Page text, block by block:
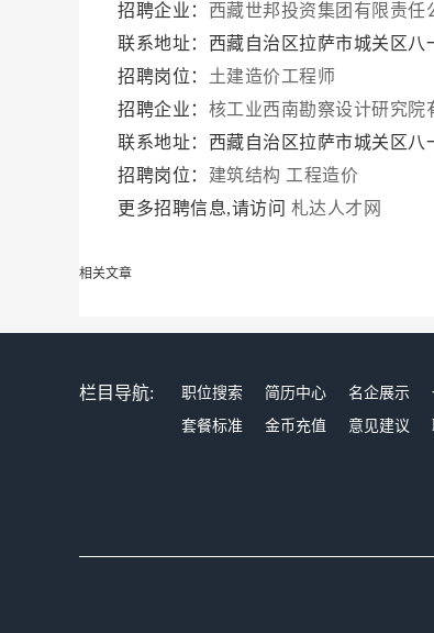
招聘企业： 西藏世邦投资集团有限责任
联系地址：西藏自治区拉萨市城关区八
招聘岗位： 土建造价工程师
招聘企业： 核工业西南勘察设计研究院
联系地址：西藏自治区拉萨市城关区八
招聘岗位： 建筑结构 工程造价
更多招聘信息,请访问 札达人才网
相关文章
栏目导航: 职位搜索 简历中心 名企展示
套餐标准
金币充值 意见建议